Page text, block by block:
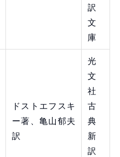
訳
文
庫
ドストエフスキ
ー著、亀山郁夫
訳
光
文
社
古
典
新
訳